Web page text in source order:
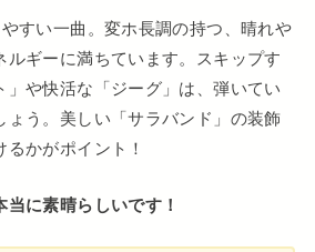
すい一曲。変ホ長調の持つ、晴れや
ルギーに満ちています。スキップす
」や快活な「ジーグ」は、弾いてい
ょう。美しい「サラバンド」の装飾
かがポイント！
に素晴らしいです！